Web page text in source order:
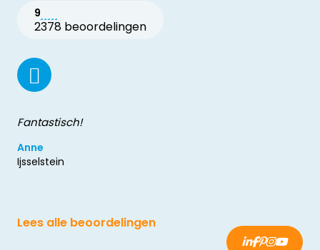
9
2378 beoordelingen
Fantastisch!
Anne
Ijsselstein
Lees alle beoordelingen